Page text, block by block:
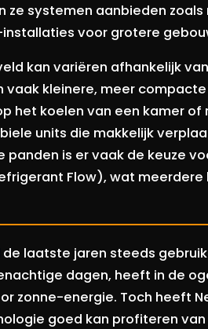
ze systemen aanbieden
voor grotere
kan variëren afhankelijk
vaak kleinere, meer
het koelen van een kamer of
units die makkelijk
panden is er vaak de keuze
Flow), wat
de laatste jaren steeds
dagen, heeft in de
zonne-energie. Toch heeft
goed kan profiteren van